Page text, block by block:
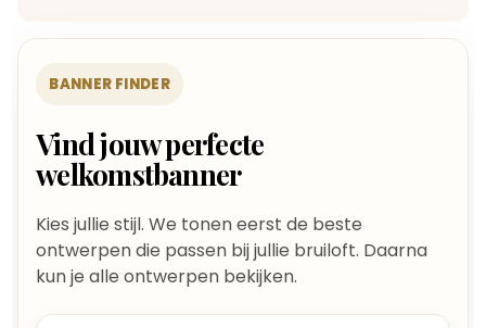
BANNER FINDER
Vind jouw perfecte
welkomstbanner
Kies jullie stijl. We tonen eerst de beste
ontwerpen die passen bij jullie bruiloft. Daarna
kun je alle ontwerpen bekijken.